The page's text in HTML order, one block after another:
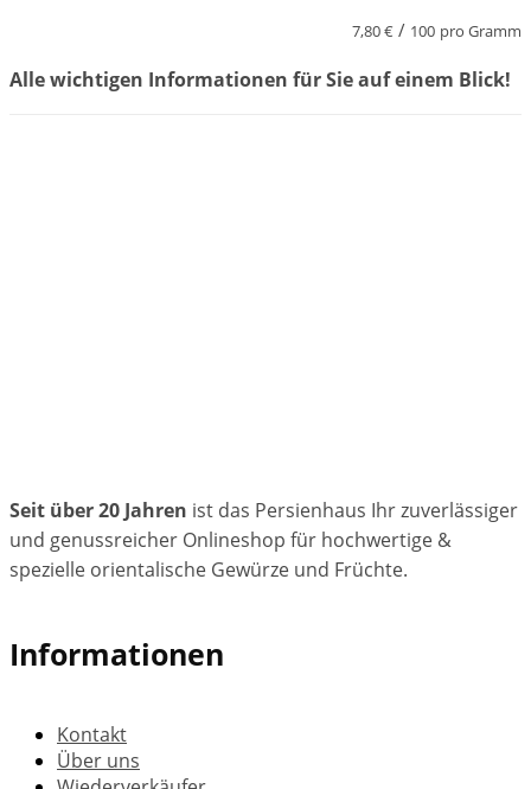
7,80€ / 100 pro Gramm
Alle wichtigen Informationen für Sie auf einem Blick!
Seit über 20 Jahren ist das Persienhaus Ihr zuverlässiger
und genussreicher Onlineshop für hochwertige &
spezielle orientalische Gewürze und Früchte.
Informationen
Kontakt
Über uns